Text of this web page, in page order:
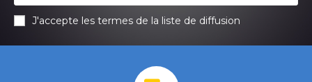
J'accepte les termes de la liste de diffusion